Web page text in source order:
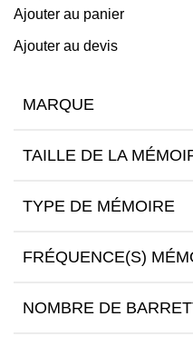
Ajouter au panier
Ajouter au devis
MARQUE
TAILLE DE LA
TYPE DE MÉMOIRE
FRÉQUENCE(S)
NOMBRE DE